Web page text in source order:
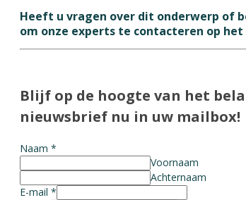
Heeft u vragen over dit onderwerp of
om onze experts te contacteren op
Blijf op de hoogte van het
nieuwsbrief nu in uw mailbox!
Naam *
Voornaam
Achternaam
E-mail *